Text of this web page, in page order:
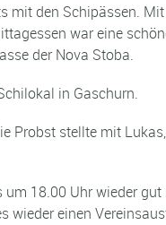
mit den Schipässen.
war eine
der Nova Stoba.
in Gaschurn.
Probst stellte mit
18.00 Uhr wieder gut
wieder einen